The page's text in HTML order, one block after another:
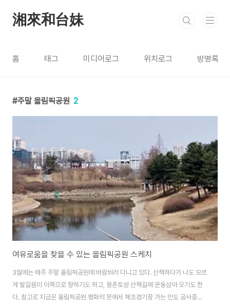
湘來和台妹
홈 태그 미디어로그 위치로그 방명록
주말 올림픽공원 2
여유로움을 찾을 수 있는 올림픽공원 스케치
3월에는 매주 주말 올림픽공원에 바람쐬러 다니고 있다. 산책하다가 나도 모르
게 발걸음이 이쪽으로 향하기도 하고, 몽촌토성 산책길에 운동삼아 오기도 한
다. 참고로 지금은 올림픽공원 평화의 문에서 체조경기장 가는 인도 공사중이